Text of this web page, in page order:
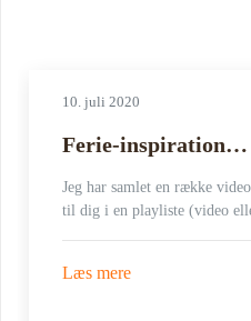
10. juli 2020
Ferie-inspiration…
Jeg har samlet en række
til dig i en playliste (video
Læs mere